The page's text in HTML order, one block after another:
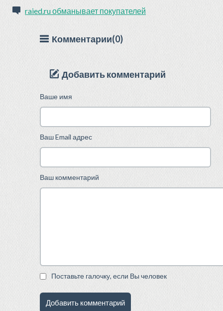
raied.ru обманывает покупателей
Комментарии(0)
Добавить комментарий
Ваше имя
Ваш Email адрес
Ваш комментарий
Поставьте галочку, если Вы человек